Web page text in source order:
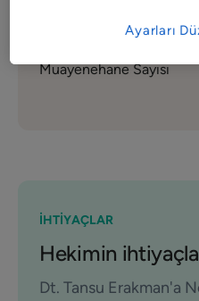
Muayenehane Sayısı
İHTİYAÇLAR
Hekimin
Dt. Tansu Erakman'a
Ayarları